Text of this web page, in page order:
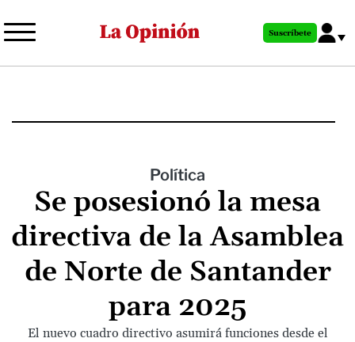
al
principal
Suscríbete
Política
Se posesionó la mesa
directiva de la Asamblea
de Norte de Santander
para 2025
El nuevo cuadro directivo asumirá funciones desde el